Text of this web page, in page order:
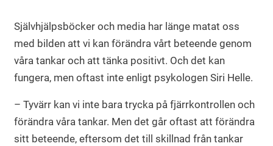
Självhjälpsböcker och media har länge matat oss
med bilden att vi kan förändra vårt beteende genom
våra tankar och att tänka positivt. Och det kan
fungera, men oftast inte enligt psykologen Siri Helle.
– Tyvärr kan vi inte bara trycka på fjärrkontrollen och
förändra våra tankar. Men det går oftast att förändra
sitt beteende, eftersom det till skillnad från tankar